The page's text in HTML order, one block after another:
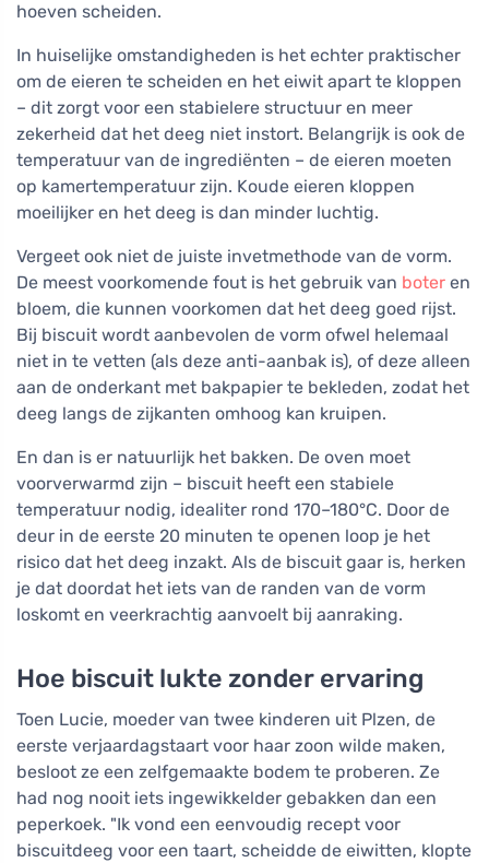
hoeven scheiden.
In huiselijke omstandigheden is het echter praktischer
om de eieren te scheiden en het eiwit apart te kloppen
– dit zorgt voor een stabielere structuur en meer
zekerheid dat het deeg niet instort. Belangrijk is ook de
temperatuur van de ingrediënten – de eieren moeten
op kamertemperatuur zijn. Koude eieren kloppen
moeilijker en het deeg is dan minder luchtig.
Vergeet ook niet de juiste invetmethode van de vorm.
De meest voorkomende fout is het gebruik van boter en
bloem, die kunnen voorkomen dat het deeg goed rijst.
Bij biscuit wordt aanbevolen de vorm ofwel helemaal
niet in te vetten (als deze anti-aanbak is), of deze alleen
aan de onderkant met bakpapier te bekleden, zodat het
deeg langs de zijkanten omhoog kan kruipen.
En dan is er natuurlijk het bakken. De oven moet
voorverwarmd zijn – biscuit heeft een stabiele
temperatuur nodig, idealiter rond 170–180°C. Door de
deur in de eerste 20 minuten te openen loop je het
risico dat het deeg inzakt. Als de biscuit gaar is, herken
je dat doordat het iets van de randen van de vorm
loskomt en veerkrachtig aanvoelt bij aanraking.
Hoe biscuit lukte zonder ervaring
Toen Lucie, moeder van twee kinderen uit Plzen, de
eerste verjaardagstaart voor haar zoon wilde maken,
besloot ze een zelfgemaakte bodem te proberen. Ze
had nog nooit iets ingewikkelder gebakken dan een
peperkoek. "Ik vond een eenvoudig recept voor
biscuitdeeg voor een taart, scheidde de eiwitten, klopte